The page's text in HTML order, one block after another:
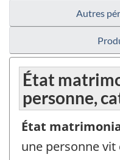
Autres
État
personne,
État
une personne